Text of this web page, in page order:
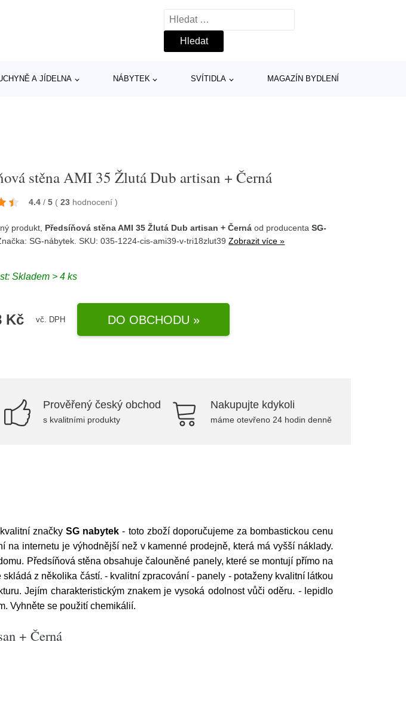
Vyhledávání
A JÍDELNA NÁBYTEK SVÍTIDLA MAGAZÍN BYDLENÍ
stěna AMI 35 Žlutá Dub artisan + Černá
4.4 / 5 ( 23 hodnocení)
produkt, Předsíňová stěna AMI 35 Žlutá Dub artisan + Černá od producentaSG-
SG-nábytek . SKU: 035-1224-cis-ami39-v-tri18zlut39Zobrazit více »
Skladem > 4 ks
Kč vč. DPH DO OBCHODU »
Prověřený český obchod
s kvalitními produkty
Nakupujte kdykoli
máme otevřeno 24 hodin denně
značkySG nabytek - toto zboží doporučujeme za bombastickou cenu
internetu je výhodnější než v kamenné prodejně, která má vyšší náklady.
Předsíňová stěna obsahuje čalouněné panely, které se montují přímo na
z několika částí. - kvalitní zpracování - panely - potaženy kvalitní látkou
Jejím charakteristickým znakem je vysoká odolnost vůči oděru. - lepidlo
Vyhněte se použití chemikálií.
+ Černá